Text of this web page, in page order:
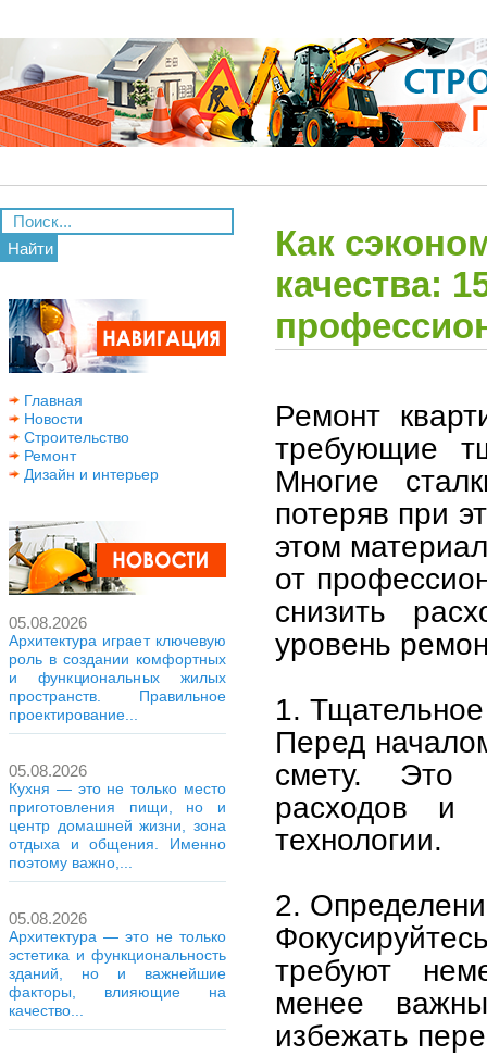
Найти
Главная
Новости
Строительство
Ремонт
Дизайн и интерьер
05.08.2026
Архитектура играет ключевую
роль в создании комфортных
и функциональных жилых
пространств. Правильное
проектирование...
05.08.2026
Кухня — это не только место
приготовления пищи, но и
центр домашней жизни, зона
отдыха и общения. Именно
поэтому важно,...
05.08.2026
Архитектура — это не только
эстетика и функциональность
зданий, но и важнейшие
факторы, влияющие на
качество...
Как
качества:
Ремонт
требующие
Многие
потеряв при
этом
от
снизить
уровень
1.
Перед
смету. Это
расходов и
технологии.
2.
требуют
менее
избежать